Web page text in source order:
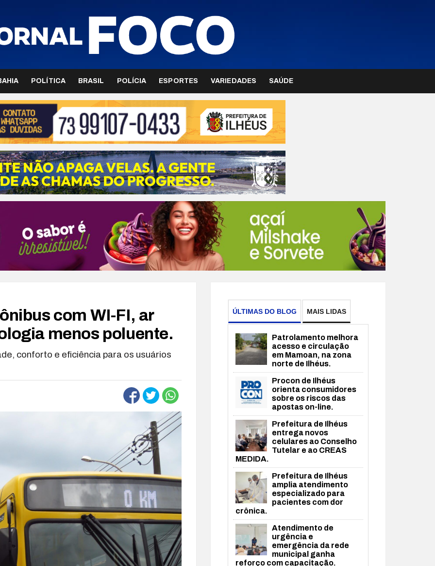
POLÍTICA BRASIL POLÍCIA ESPORTES VARIEDADES SAÚDE
com WI-FI, ar
menos poluente.
conforto e eficiência para os usuários
ÚLTIMAS DO BLOG MAIS LIDAS
Patrolamento melhora
acesso e circulação
em Mamoan, na zona
norte de Ilhéus.
Procon de Ilhéus
orienta consumidores
sobre os riscos das
apostas on-line.
Prefeitura de Ilhéus
entrega novos
celulares ao Conselho
Tutelar e ao CREAS
MEDIDA.
Prefeitura de Ilhéus
amplia atendimento
especializado para
pacientes com dor
crônica.
Atendimento de
urgência e
emergência da rede
municipal ganha
reforço com capacitação.